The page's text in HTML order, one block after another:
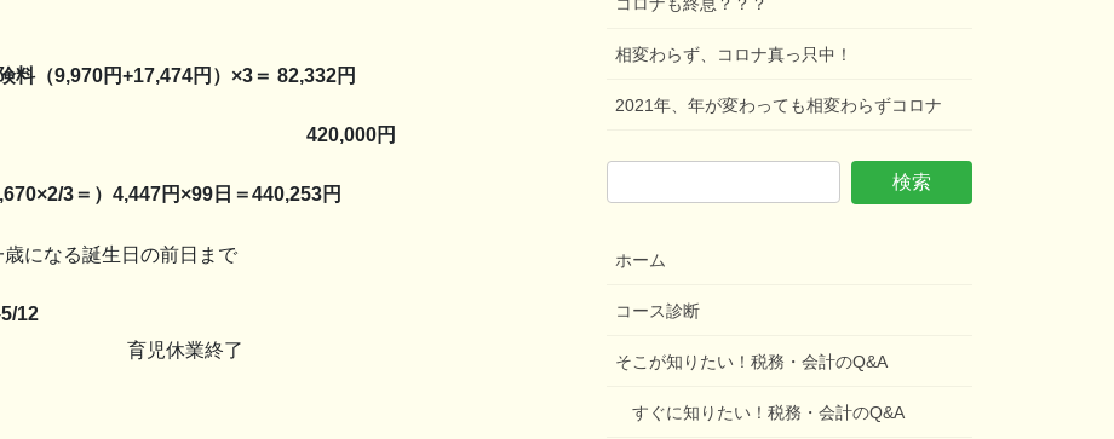
（9,970円+17,474円）×3＝ 82,332円
会保険） 420,000円
3＝）4,447円×99日＝440,253円
歳になる誕生日の前日まで
5/12
休業終了
相変わらず、コロナ真っ只中！
2021年、年が変わっても相変わらずコロナ
ホーム
コース診断
そこが知りたい！税務・会計のQ&A
すぐに知りたい！税務・会計のQ&A